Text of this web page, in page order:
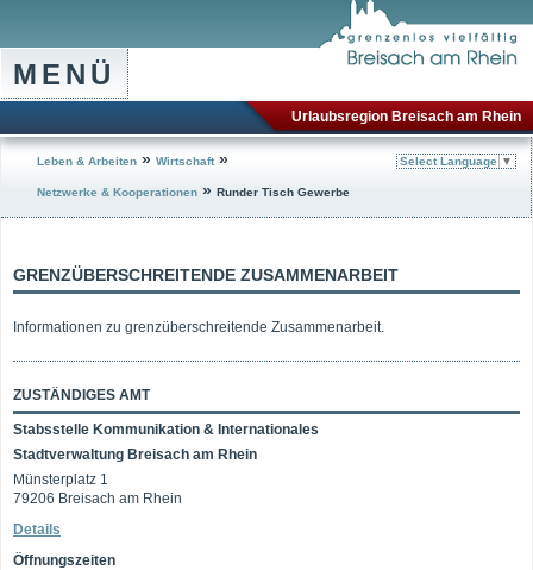
MENÜ
Urlaubsregion Breisach am Rhein
Leben & Arbeiten » Wirtschaft »
Netzwerke & Kooperationen » Runder Tisch Gewerbe
Select Language ▼
GRENZÜBERSCHREITENDE ZUSAMMENARBEIT
Informationen zu grenzüberschreitende Zusammenarbeit.
ZUSTÄNDIGES AMT
Stabsstelle Kommunikation & Internationales
Stadtverwaltung Breisach am Rhein
Münsterplatz 1
79206 Breisach am Rhein
Details
Öffnungszeiten